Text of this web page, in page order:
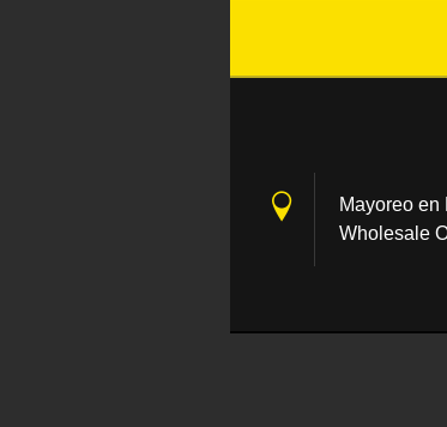
Mayoreo en
Wholesale